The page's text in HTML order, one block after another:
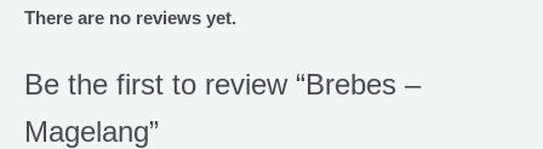
There are no reviews yet.
Be the first to review “Brebes –
Magelang”